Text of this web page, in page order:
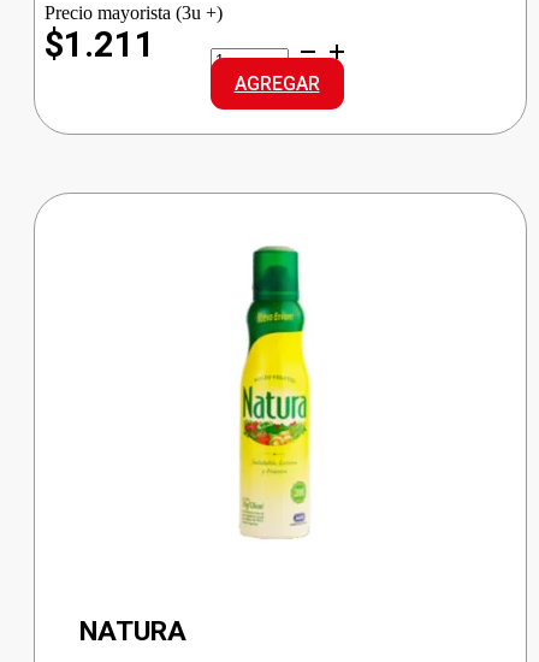
Precio mayorista (3u +)
$1.211
ALA
ARROZ
G.LARGO
cantidad
AGREGAR
NATURA